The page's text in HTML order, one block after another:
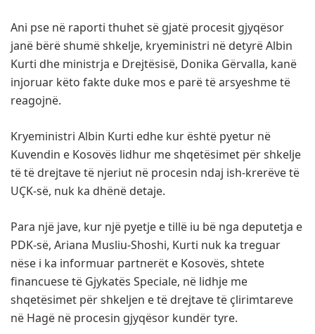
Ani pse në raporti thuhet së gjatë procesit gjyqësor
janë bërë shumë shkelje, kryeministri në detyrë Albin
Kurti dhe ministrja e Drejtësisë, Donika Gërvalla, kanë
injoruar këto fakte duke mos e parë të arsyeshme të
reagojnë.
Kryeministri Albin Kurti edhe kur është pyetur në
Kuvendin e Kosovës lidhur me shqetësimet për shkelje
të të drejtave të njeriut në procesin ndaj ish-krerëve të
UÇK-së, nuk ka dhënë detaje.
Para një jave, kur një pyetje e tillë iu bë nga deputetja e
PDK-së, Ariana Musliu-Shoshi, Kurti nuk ka treguar
nëse i ka informuar partnerët e Kosovës, shtete
financuese të Gjykatës Speciale, në lidhje me
shqetësimet për shkeljen e të drejtave të çlirimtareve
në Hagë në procesin gjyqësor kundër tyre.